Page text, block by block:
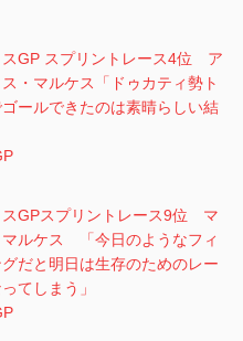
スGP スプリントレース4位 ア
・マルケス「ドゥカティ勢ト
ゴールできたのは素晴らしい結
スGPスプリントレース9位 マ
マルケス 「今日のようなフィ
だと明日は生存のためのレー
てしまう」